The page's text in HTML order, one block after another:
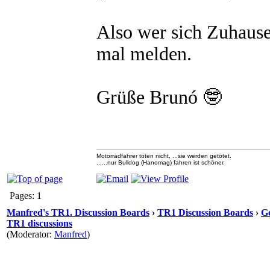
Also wer sich
mal melden.
Grüße Brunó 🤓
Motorradfahrer töten nicht, ...sie werden getötet.
......nur Bulldog (Hanomag) fahren ist schöner.
Pages: 1
Manfred's TR1. Discussion Boards › TR1 Discussion Boards ›
TR1 discussions
(Moderator: Manfred)